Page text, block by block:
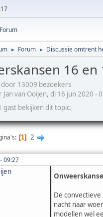
Forum
► Forum ► Discussie omtrent
16 en
door 13009 bezoekers
van Ooijen, di 16 jun 2020 -
gast bekijken dit topic.
1 2
09:27
De
nacht naar
modellen wel